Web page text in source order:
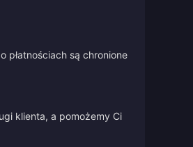
płatnościach są chronione
klienta, a pomożemy Ci